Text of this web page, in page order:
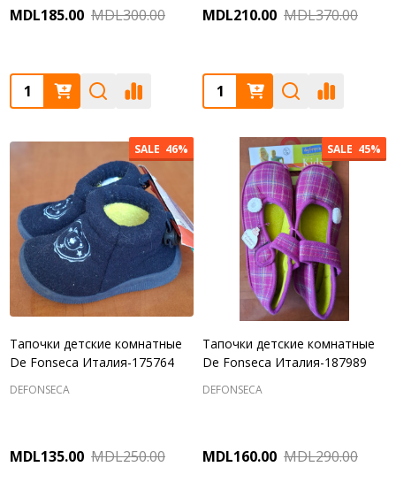
MDL185.00 MDL300.00
Quantity:
MDL210.00 MDL370.00
Quantity:
SALE 46%
Тапочки детские комнатные
De Fonseca Италия-175764
DEFONSECA
MDL135.00 MDL250.00
SALE 45%
Тапочки детские комнатные
De Fonseca Италия-187989
DEFONSECA
MDL160.00 MDL290.00